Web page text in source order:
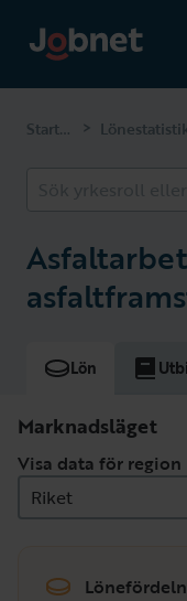
Startsidan >
Lön
Marknadsläget
Visa data för region
Riket